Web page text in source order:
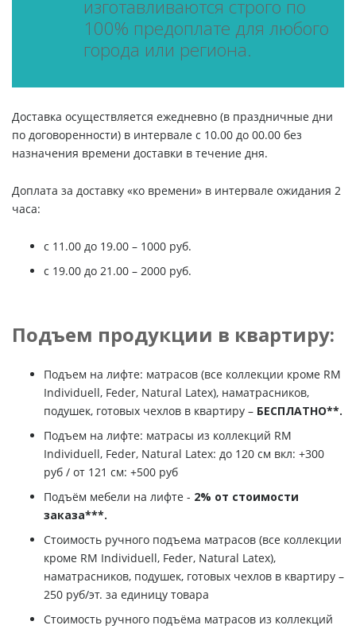
изготавливаются строго по
100% предоплате для любого
города или региона.
Доставка осуществляется ежедневно (в праздничные дни
по договоренности) в интервале с 10.00 до 00.00 без
назначения времени доставки в течение дня.
Доплата за доставку «ко времени» в интервале ожидания 2
часа:
c 11.00 до 19.00 – 1000 руб.
с 19.00 до 21.00 – 2000 руб.
Подъем продукции в квартиру:
Подъем на лифте: матрасов (все коллекции кроме RM
Individuell, Feder, Natural Latex), наматрасников,
подушек, готовых чехлов в квартиру – БЕСПЛАТНО**.
Подъем на лифте: матрасы из коллекций RM
Individuell, Feder, Natural Latex: до 120 см вкл: +300
руб / от 121 см: +500 руб
Подъём мебели на лифте - 2% от стоимости
заказа***.
Стоимость ручного подъема матрасов (все коллекции
кроме RM Individuell, Feder, Natural Latex),
наматрасников, подушек, готовых чехлов в квартиру –
250 руб/эт. за единицу товара
Стоимость ручного подъёма матрасов из коллекций